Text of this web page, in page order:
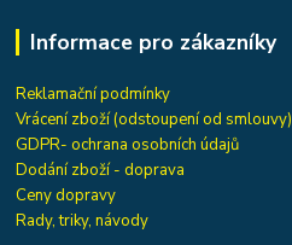
Informace pro zákazníky
Reklamační podmínky
Vrácení zboží (odstoupení od smlouvy)
GDPR- ochrana osobních údajů
Dodání zboží - doprava
Ceny dopravy
Rady, triky, návody